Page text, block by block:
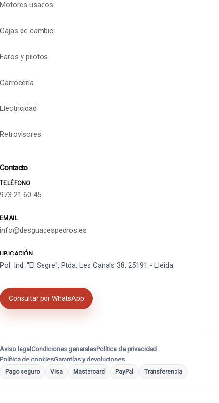
Motores usados
Cajas de cambio
Faros y pilotos
Carrocería
Electricidad
Retrovisores
Contacto
TELÉFONO
973 21 60 45
EMAIL
info@desguacespedros.es
UBICACIÓN
Pol. Ind. "El Segre", Ptda. Les Canals 38, 25191 - Lleida
Consultar por WhatsApp
Aviso legal Condiciones generalesPolítica de privacidad
Política de cookiesGarantías y devoluciones
Pago seguro Visa Mastercard PayPal Transferencia